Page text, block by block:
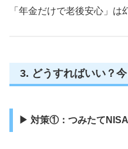
「年金だけで老後安心」は
3. どうすればいい？
▶ 対策①：つみたて